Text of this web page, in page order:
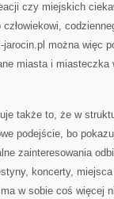
czy miejskich
jarocin.pl można więc
miasta i
także to, że w
podejście, bo
zainteresowania
koncerty,
w sobie coś więcej